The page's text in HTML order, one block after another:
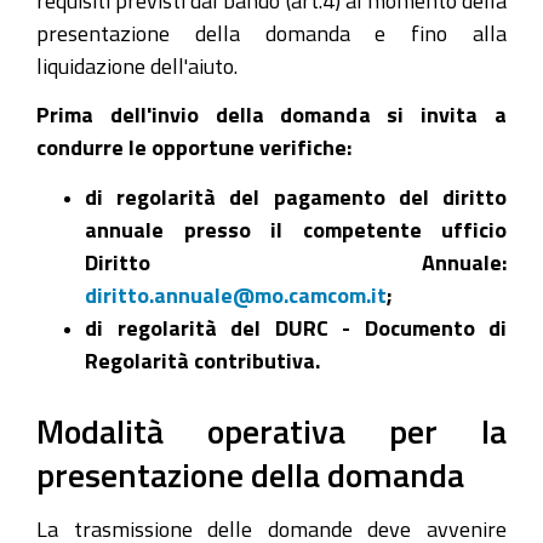
presentazione della domanda e fino alla
liquidazione dell'aiuto.
Prima dell'invio della domanda si invita a
condurre le opportune verifiche:
di regolarità del pagamento del diritto
annuale presso il competente ufficio
Diritto Annuale:
diritto.annuale@mo.camcom.it;
di regolarità del DURC - Documento di
Regolarità contributiva.
Modalità operativa per la
presentazione della domanda
La trasmissione delle domande deve avvenire